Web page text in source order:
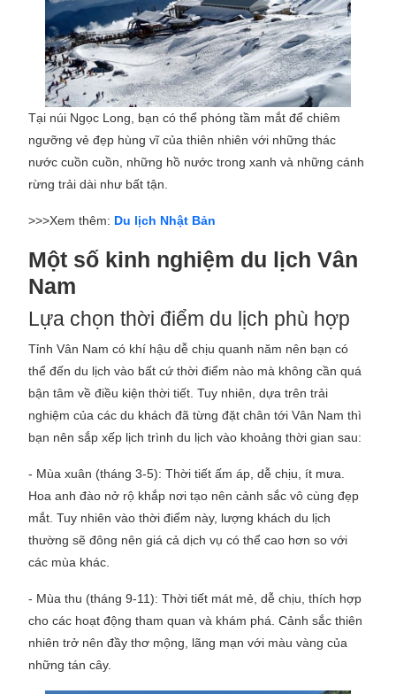
Tại núi Ngọc Long, bạn có thể phóng tầm mắt để chiêm
ngưỡng vẻ đẹp hùng vĩ của thiên nhiên với những thác
nước cuồn cuồn, những hồ nước trong xanh và những cánh
rừng trải dài như bất tận.
>>>Xem thêm: Du lịch Nhật Bản
Một số kinh nghiệm du lịch Vân
Nam
Lựa chọn thời điểm du lịch phù hợp
Tỉnh Vân Nam có khí hậu dễ chịu quanh năm nên bạn có
thể đến du lịch vào bất cứ thời điểm nào mà không cần quá
bận tâm về điều kiện thời tiết. Tuy nhiên, dựa trên trải
nghiệm của các du khách đã từng đặt chân tới Vân Nam thì
bạn nên sắp xếp lịch trình du lịch vào khoảng thời gian sau:
- Mùa xuân (tháng 3-5): Thời tiết ấm áp, dễ chịu, ít mưa.
Hoa anh đào nở rộ khắp nơi tạo nên cảnh sắc vô cùng đẹp
mắt. Tuy nhiên vào thời điểm này, lượng khách du lịch
thường sẽ đông nên giá cả dịch vụ có thể cao hơn so với
các mùa khác.
- Mùa thu (tháng 9-11): Thời tiết mát mẻ, dễ chịu, thích hợp
cho các hoạt động tham quan và khám phá. Cảnh sắc thiên
nhiên trở nên đầy thơ mộng, lãng mạn với màu vàng của
những tán cây.